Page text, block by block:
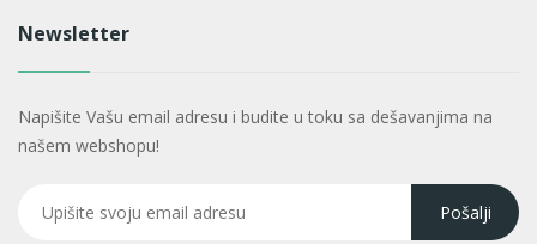
Newsletter
Napišite Vašu email adresu i budite u toku sa dešavanjima na
našem webshopu!